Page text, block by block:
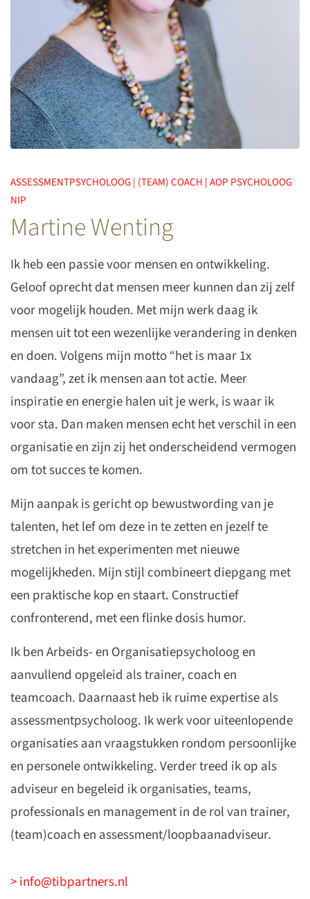
ASSESSMENTPSYCHOLOOG | (TEAM) COACH | AOP PSYCHOLOOG
NIP
Martine Wenting
Ik heb een passie voor mensen en ontwikkeling.
Geloof oprecht dat mensen meer kunnen dan zij zelf
voor mogelijk houden. Met mijn werk daag ik
mensen uit tot een wezenlijke verandering in denken
en doen. Volgens mijn motto “het is maar 1x
vandaag”, zet ik mensen aan tot actie. Meer
inspiratie en energie halen uit je werk, is waar ik
voor sta. Dan maken mensen echt het verschil in een
organisatie en zijn zij het onderscheidend vermogen
om tot succes te komen.
Mijn aanpak is gericht op bewustwording van je
talenten, het lef om deze in te zetten en jezelf te
stretchen in het experimenten met nieuwe
mogelijkheden. Mijn stijl combineert diepgang met
een praktische kop en staart. Constructief
confronterend, met een flinke dosis humor.
Ik ben Arbeids- en Organisatiepsycholoog en
aanvullend opgeleid als trainer, coach en
teamcoach. Daarnaast heb ik ruime expertise als
assessmentpsycholoog. Ik werk voor uiteenlopende
organisaties aan vraagstukken rondom persoonlijke
en personele ontwikkeling. Verder treed ik op als
adviseur en begeleid ik organisaties, teams,
professionals en management in de rol van trainer,
(team)coach en assessment/loopbaanadviseur.
> info@tibpartners.nl